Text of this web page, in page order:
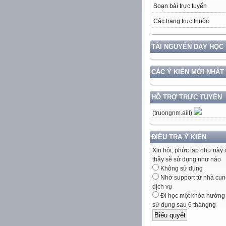
Soạn bài trực tuyến
Các trang trực thuộc
TÀI NGUYÊN DẠY HỌC
CÁC Ý KIẾN MỚI NHẤT
HỖ TRỢ TRỰC TUYẾN
(truongnm.aiit)
ĐIỀU TRA Ý KIẾN
Xin hỏi, phức tạp như này
thầy sẽ sử dụng như nào
Không sử dụng
Nhờ support từ nhà
dịch vụ
Đi học một khóa hướng
sử dụng sau 6 thángng